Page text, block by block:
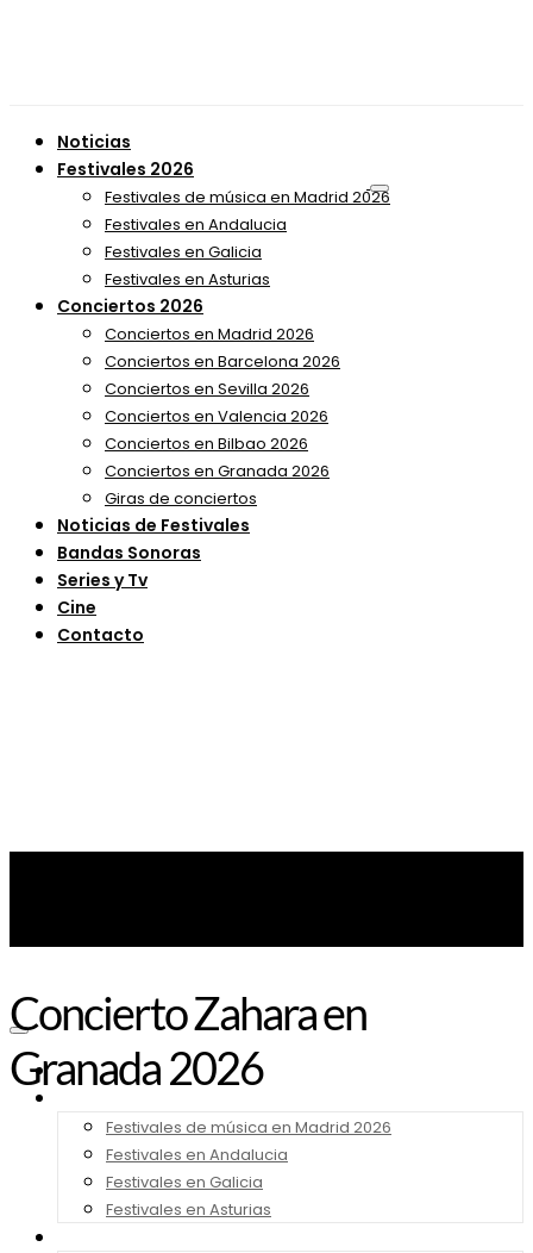
Noticias
Festivales 2026
Festivales de música en Madrid 2026
Festivales en Andalucia
Festivales en Galicia
Festivales en Asturias
Conciertos 2026
Conciertos en Madrid 2026
Conciertos en Barcelona 2026
Conciertos en Sevilla 2026
Conciertos en Valencia 2026
Conciertos en Bilbao 2026
Conciertos en Granada 2026
Giras de conciertos
Noticias de Festivales
Bandas Sonoras
Series y Tv
Cine
Contacto
Noticias
Festivales de música en Madrid 2026
Festivales en Andalucia
Festivales en Galicia
Festivales en Asturias
Concierto Zahara en
Granada 2026